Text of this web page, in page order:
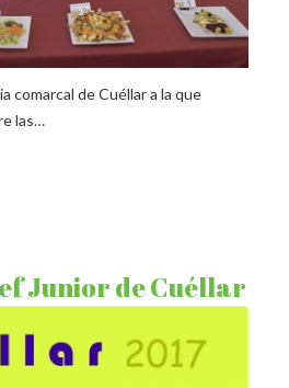
comarcal de Cuéllar a la que
las…
Junior de Cuéllar